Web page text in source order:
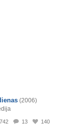
(2006)
13 140